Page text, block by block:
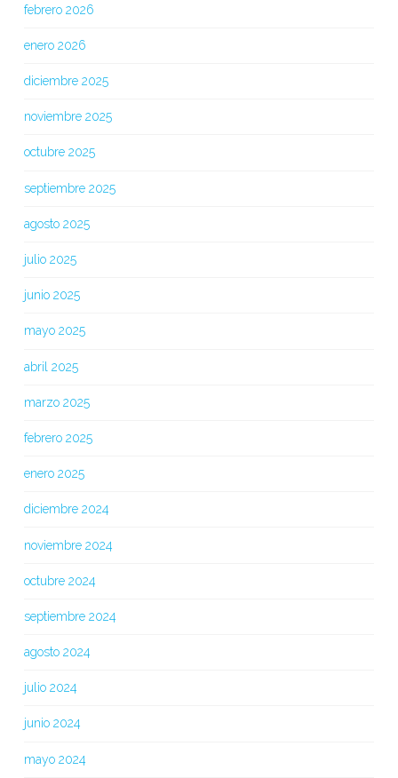
febrero 2026
enero 2026
diciembre 2025
noviembre 2025
octubre 2025
septiembre 2025
agosto 2025
julio 2025
junio 2025
mayo 2025
abril 2025
marzo 2025
febrero 2025
enero 2025
diciembre 2024
noviembre 2024
octubre 2024
septiembre 2024
agosto 2024
julio 2024
junio 2024
mayo 2024